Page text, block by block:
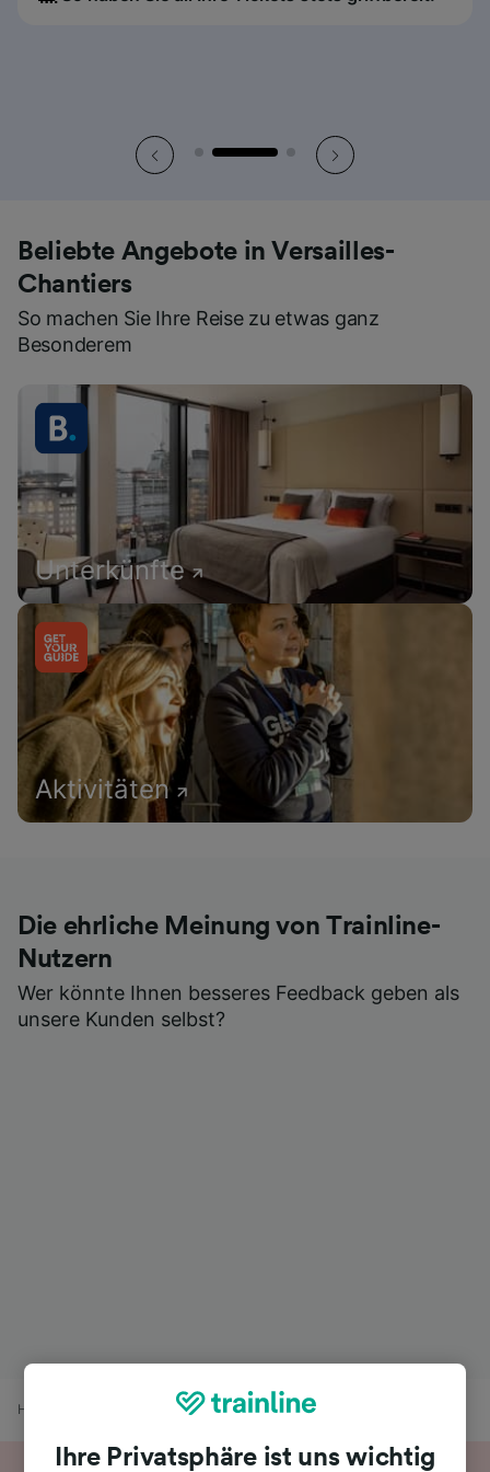
Beliebte Angebote in Versailles-
Chantiers
So machen Sie Ihre Reise zu etwas ganz
Besonderem
Unterkünfte
Aktivitäten
Die ehrliche Meinung von Trainline-
Nutzern
Wer könnte Ihnen besseres Feedback geben als
unsere Kunden selbst?
Home Paris Gare du Nord nach Versailles-Chantiers
Ihre Privatsphäre ist uns wichtig